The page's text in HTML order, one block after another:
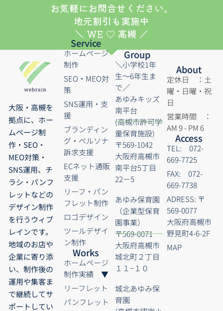
お気軽にお問合せください。
地元割引も実施中
＼ WE ♡ 高槻 ／
大阪・高槻を
拠点に、ホー
ムページ制
作・SEO・
MEO対策・
SNS運用、チ
ラシ・パンフ
レットなどの
デザイン制作
を行うウィブ
レインです。
地域のお店や
企業に寄り添
い、制作後の
運用や集客ま
で継続してサ
ポートしてい
Service
ホームページ
制作
SEO・MEO対
策
SNS運用・支
援
ブランディン
グ・ペルソナ
訴求支援
ECネット通販
支援
リーフ・パン
フレット制作
ロゴデザイン
ツールデザイ
ン制作
Works
ホームページ
制作実績 ▼
リーフレット
パンフレット
Group
＼小学校1年
生～6年生ま
で／
あゆみキッズ
南平台
(高槻市許可学
童保育施設)
〒569-1042
大阪府高槻市
南平台5丁目
22－5
あゆみ保育園
（企業型保育
園事業）
〒569-0071
大阪府高槻市
城北町２丁目
１１−１０
城北あゆみ保
育園
About
定休日 ：土
曜・日曜・祝
日
営業時間 ：
AM 9 - PM 6
Access
TEL: 072-
669-7725
FAX: 072-
669-7738
ADRESS: 〒
569-0077
大阪府高槻市
野見町4-6-2F
MAP